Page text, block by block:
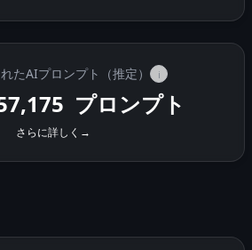
たAIプロンプト（推定） i
プロンプト
さらに詳しく →